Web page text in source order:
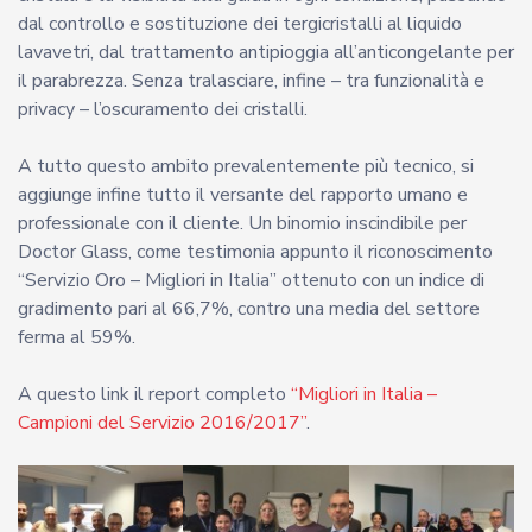
dal controllo e sostituzione dei tergicristalli al liquido
lavavetri, dal trattamento antipioggia all’anticongelante per
il parabrezza. Senza tralasciare, infine – tra funzionalità e
privacy – l’oscuramento dei cristalli.
A tutto questo ambito prevalentemente più tecnico, si
aggiunge infine tutto il versante del rapporto umano e
professionale con il cliente. Un binomio inscindibile per
Doctor Glass, come testimonia appunto il riconoscimento
“Servizio Oro – Migliori in Italia” ottenuto con un indice di
gradimento pari al 66,7%, contro una media del settore
ferma al 59%.
A questo link il report completo “Migliori in Italia –
Campioni del Servizio 2016/2017”.